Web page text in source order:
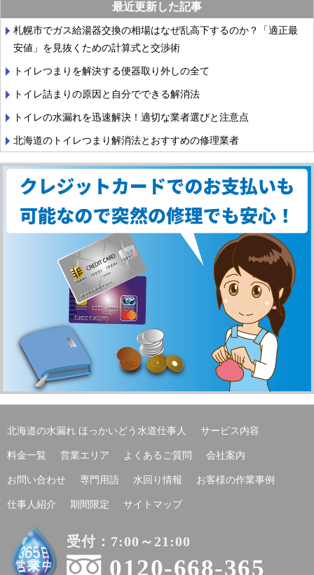
最近更新した記事
札幌市でガス給湯器交換の相場はなぜ乱高下するのか？「適正最
安値」を見抜くための計算式と交渉術
トイレつまりを解決する便器取り外しの全て
トイレ詰まりの原因と自分でできる解消法
トイレの水漏れを迅速解決！適切な業者選びと注意点
北海道のトイレつまり解消法とおすすめの修理業者
北海道の水漏れ ほっかいどう水道仕事人 サービス内容
料金一覧 営業エリア よくあるご質問 会社案内
お問い合わせ 専門用語 水回り情報 お客様の作業事例
仕事人紹介 期間限定 サイトマップ
0120-668-365
受付：7:00～21:00